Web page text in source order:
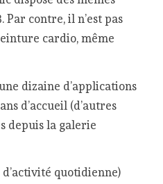
Par contre, il n’est pas
cardio, même
dizaine d’applications
d’accueil (d’autres
depuis la galerie
quotidienne)